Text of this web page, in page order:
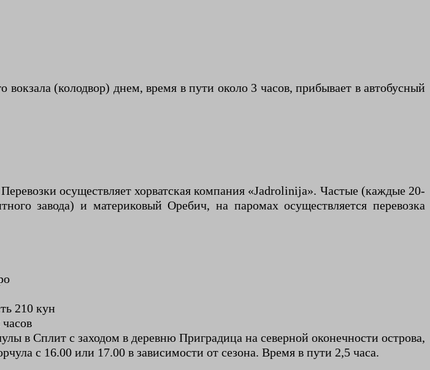
(колодвор) днем, время в пути около 3 часов, прибывает в автобусный
осуществляет хорватская компания «Jadrolinija». Частые (каждые 20-
завода) и материковый Оребич, на паромах осуществляется перевозка
210 кун
в Сплит с заходом в деревню Приградица на северной оконечности острова,
с 16.00 или 17.00 в зависимости от сезона. Время в пути 2,5 часа.